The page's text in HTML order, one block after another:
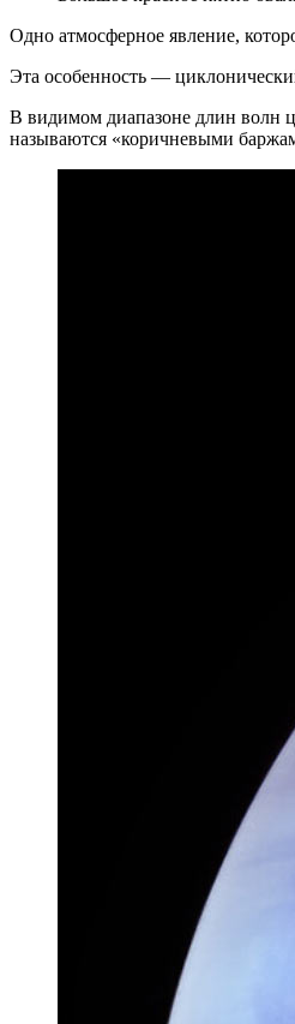
Одно атмосферное явление,
Эта особенность —
В видимом диапазоне длин волн
называются «коричневыми